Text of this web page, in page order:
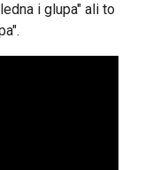
i glupa" ali to